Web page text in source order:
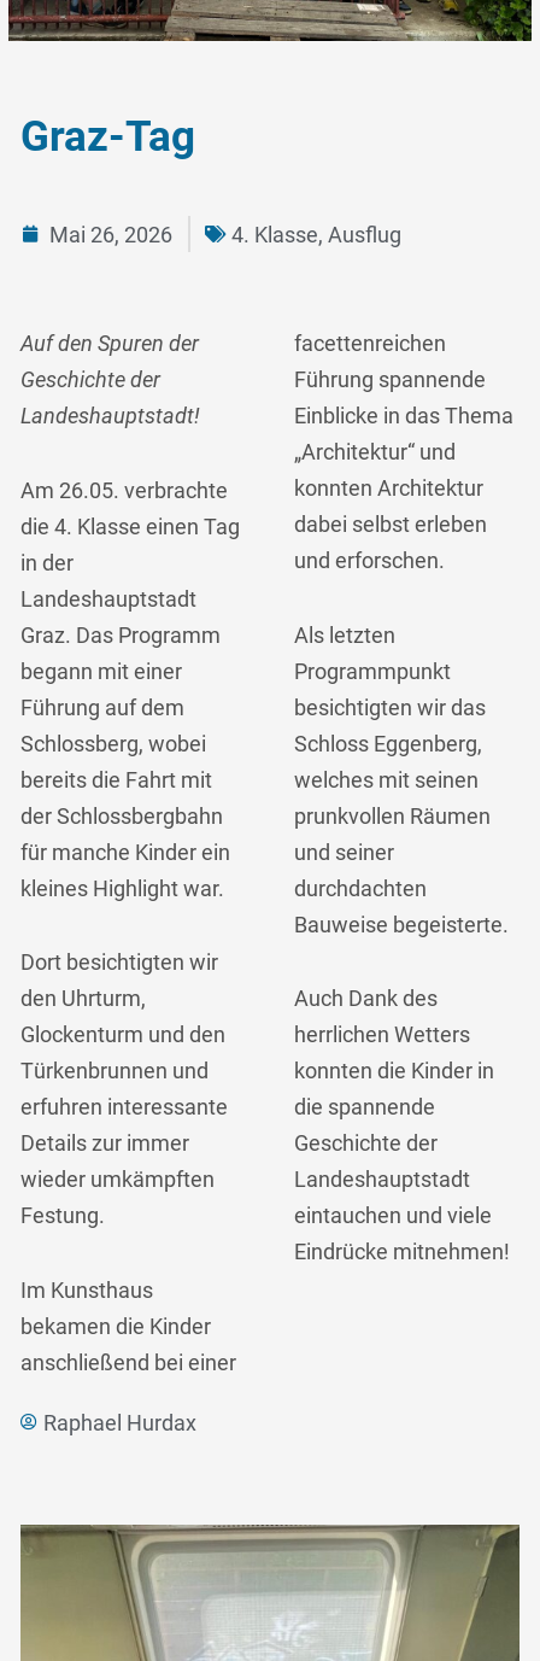
Graz-Tag
Mai 26, 2026 4. Klasse,Ausflug
Auf den Spuren der
Geschichte der
Landeshauptstadt!
Am 26.05. verbrachte
die 4. Klasse einen Tag
in der
Landeshauptstadt
Graz. Das Programm
begann mit einer
Führung auf dem
Schlossberg, wobei
bereits die Fahrt mit
der Schlossbergbahn
für manche Kinder ein
kleines Highlight war.
Dort besichtigten wir
den Uhrturm,
Glockenturm und den
Türkenbrunnen und
erfuhren interessante
Details zur immer
wieder umkämpften
Festung.
Im Kunsthaus
bekamen die Kinder
anschließend bei einer
facettenreichen
Führung spannende
Einblicke in das Thema
„Architektur“ und
konnten Architektur
dabei selbst erleben
und erforschen.
Als letzten
Programmpunkt
besichtigten wir das
Schloss Eggenberg,
welches mit seinen
prunkvollen Räumen
und seiner
durchdachten
Bauweise begeisterte.
Auch Dank des
herrlichen Wetters
konnten die Kinder in
die spannende
Geschichte der
Landeshauptstadt
eintauchen und viele
Eindrücke mitnehmen!
Raphael Hurdax